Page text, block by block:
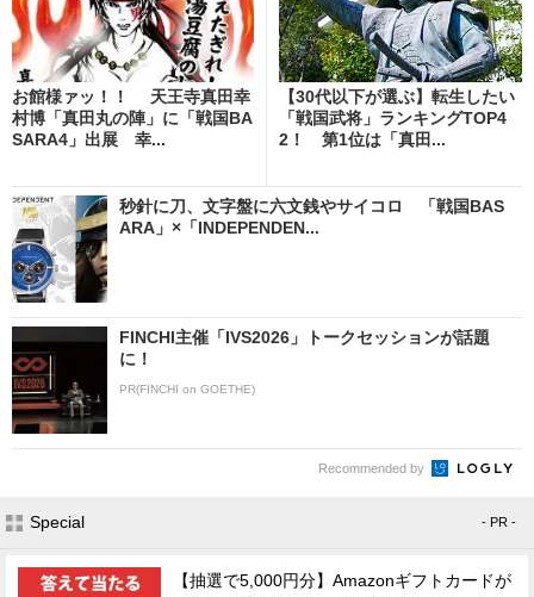
お館様ァッ！！ 天王寺真田幸
村博「真田丸の陣」に「戦国BA
SARA4」出展 幸...
【30代以下が選ぶ】転生したい
「戦国武将」ランキングTOP4
2！ 第1位は「真田...
秒針に刀、文字盤に六文銭やサイコロ 「戦国BAS
ARA」×「INDEPENDEN...
FINCHI主催「IVS2026」トークセッションが話題
に！
PR(FINCHI on GOETHE)
Recommended by
Special - PR -
【抽選で5,000円分】Amazonギフトカードが